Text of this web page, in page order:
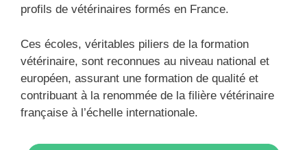
profils de vétérinaires formés en France.
Ces écoles, véritables piliers de la formation
vétérinaire, sont reconnues au niveau national et
européen, assurant une formation de qualité et
contribuant à la renommée de la filière vétérinaire
française à l’échelle internationale.